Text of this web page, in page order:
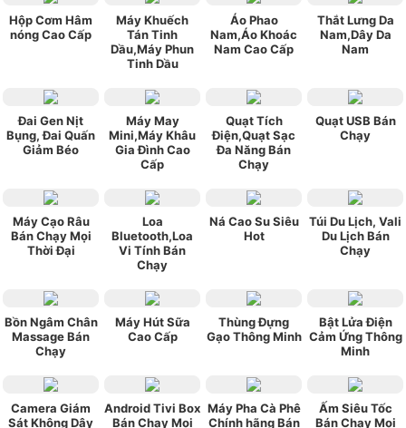
Hộp Cơm Hâm
nóng Cao Cấp
Máy Khuếch
Tán Tinh
Dầu,Máy Phun
Tinh Dầu
Áo Phao
Nam,Áo Khoác
Nam Cao Cấp
Thắt Lưng Da
Nam,Dây Da
Nam
Đai Gen Nịt
Bụng, Đai Quấn
Giảm Béo
Máy May
Mini,Máy Khâu
Gia Đình Cao
Cấp
Quạt Tích
Điện,Quạt Sạc
Đa Năng Bán
Chạy
Quạt USB Bán
Chạy
Máy Cạo Râu
Bán Chạy Mọi
Thời Đại
Loa
Bluetooth,Loa
Vi Tính Bán
Chạy
Ná Cao Su Siêu
Hot
Túi Du Lịch, Vali
Du Lịch Bán
Chạy
Bồn Ngâm Chân
Massage Bán
Chạy
Máy Hút Sữa
Cao Cấp
Thùng Đựng
Gạo Thông Minh
Bật Lửa Điện
Cảm Ứng Thông
Minh
Camera Giám
Sát Không Dây
Android Tivi Box
Bán Chạy Mọi
Máy Pha Cà Phê
Chính hãng Bán
Ấm Siêu Tốc
Bán Chạy Mọi